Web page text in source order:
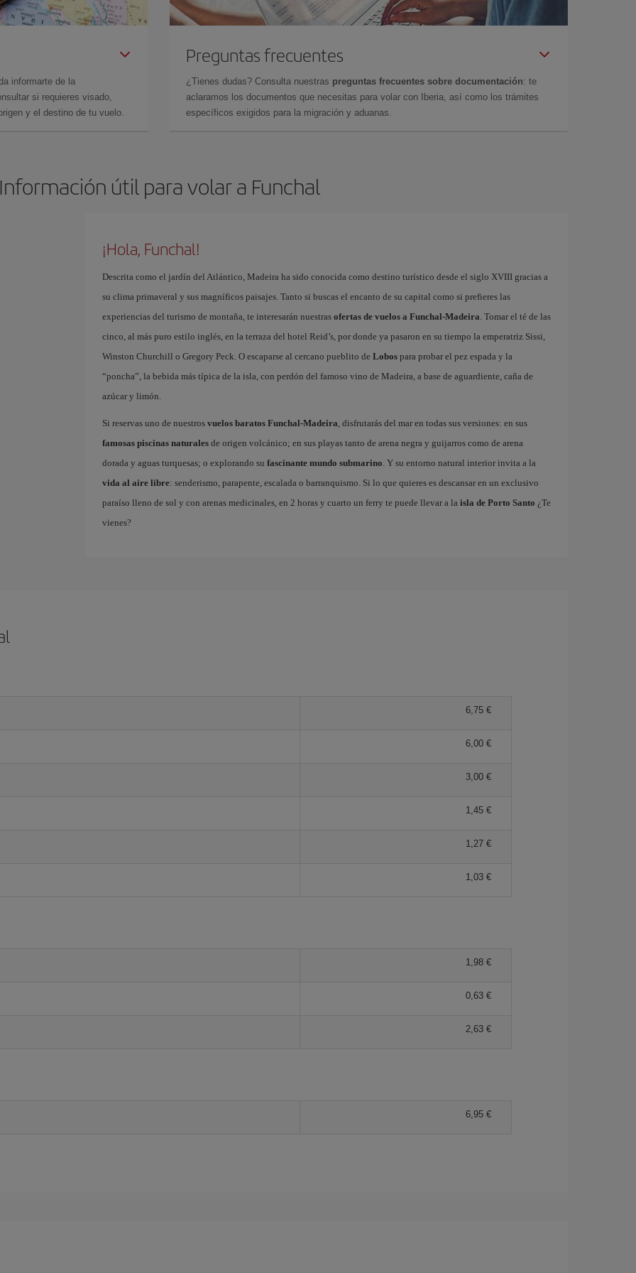
informarte de la
si requieres visado,
y el destino de tu vuelo.
Preguntas frecuentes
¿Tienes dudas? Consulta nuestras preguntas frecuentes sobre documentación: te
aclaramos los documentos que necesitas para volar con Iberia, así como los trámites
específicos exigidos para la migración y aduanas.
Información útil para volar a Funchal
¡Hola, Funchal!
Descrita como el jardín del Atlántico, Madeira ha sido conocida como destino turístico desde el siglo XVIII gracias a
su clima primaveral y sus magníficos paisajes. Tanto si buscas el encanto de su capital como si prefieres las
experiencias del turismo de montaña, te interesarán nuestras ofertas de vuelos a Funchal-Madeira . Tomar el té de las
cinco, al más puro estilo inglés, en la terraza del hotel Reid’s, por donde ya pasaron en su tiempo la emperatriz Sissi,
Winston Churchill o Gregory Peck. O escaparse al cercano pueblito de Lobospara probar el pez espada y la
“poncha”, la bebida más típica de la isla, con perdón del famoso vino de Madeira, a base de aguardiente, caña de
azúcar y limón.
Si reservas uno de nuestros vuelos baratos Funchal-Madeira , disfrutarás del mar en todas sus versiones: en sus
famosas piscinas naturalesde origen volcánico; en sus playas tanto de arena negra y guijarros como de arena
dorada y aguas turquesas; o explorando su fascinante mundo submarino . Y su entorno natural interior invita a la
vida al aire libre: senderismo, parapente, escalada o barranquismo. Si lo que quieres es descansar en un exclusivo
paraíso lleno de sol y con arenas medicinales, en 2 horas y cuarto un ferry te puede llevar a la isla de Porto Santo ¿Te
vienes?
6,75 €
6,00 €
3,00 €
1,45 €
1,27 €
1,03 €
1,98 €
0,63 €
2,63 €
6,95 €